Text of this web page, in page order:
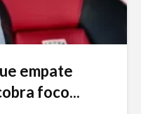
empate
foco...